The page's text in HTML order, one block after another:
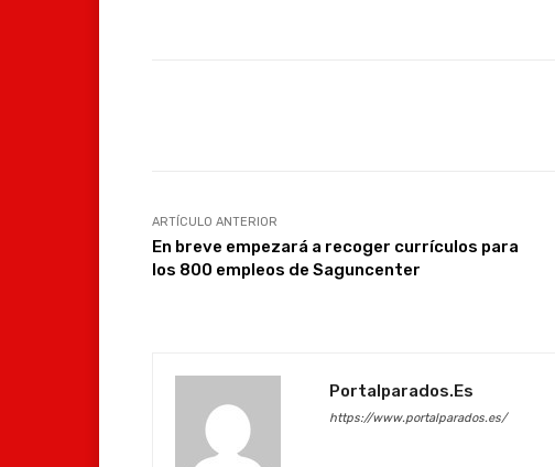
ARTÍCULO ANTERIOR
En breve empezará a recoger currículos para
los 800 empleos de Saguncenter
Portalparados.es
https://www.portalparados.es/